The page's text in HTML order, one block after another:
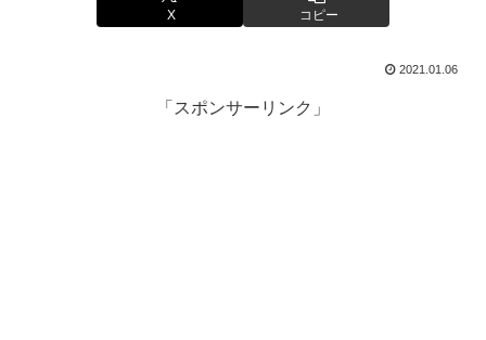
X コピー
2021.01.06
「スポンサーリンク」